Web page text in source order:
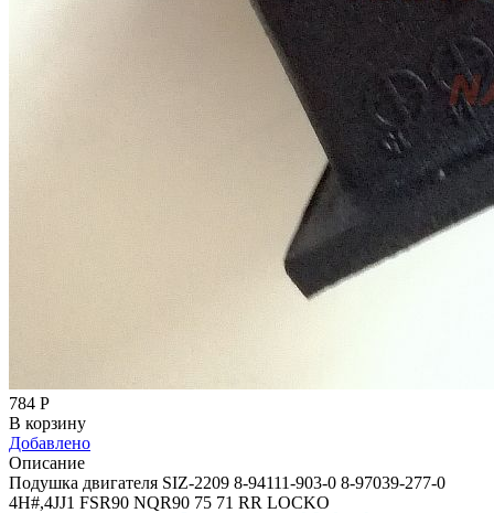
784 Р
В корзину
Добавлено
Описание
Подушка двигателя SIZ-2209 8-94111-903-0 8-97039-277-0
4H#,4JJ1 FSR90 NQR90 75 71 RR LOCKO